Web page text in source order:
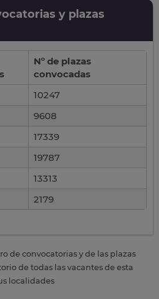
y plazas
Nº de plazas
convocadas
10247
9608
17339
19787
13313
2179
de convocatorias y de las plazas
de todas las vacantes de esta
localidades